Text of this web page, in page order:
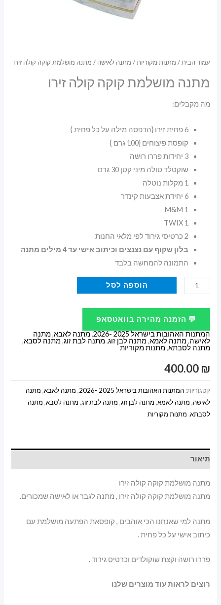
עמוד הבית/ מתנות מקוריות/ מתנה לאישה / מתנה מושלמת קוקה קולה זירו
מתנה מושלמת קוקה קולה זירו
מה מקבלים:
6 פחית זירו {הדפסה מילה על כל פחית }
קופסת פיצוחים {100 גרם }
3 יחידות פררו רושה
שוקטלד טולה מיני קטן 30 גרם
1 מקלות נוטלה
6 יחידת אצבעות קינדר
1 M&M
1 TWIX
2 כרטיסי גירוד לפי מלאי החנות
בלון שקוף עם נצנצים וכיתוב אישי עד 4 מילים מתנה
התמונה להמחשה בלבד
כמות
של
מתנה
מושלמת
קוקה
קולה
הוספה לסל
💬 הזמנה מהירה בוואטסאפ
המתנות האהובות בישראל 2025 -2026
,מתנה לאבא,מתנה
לאישה,מתנה לאמא,מתנה לבן זוג,מתנה לבת זוג,מתנה לסבא,
מתנה לסבתא,מתנות מקוריות
400.00 ₪
קטגוריות:המתנות האהובות בישראל 2025 -2026 , מתנה לאבא, מתנה
לאישה, מתנה לאמא, מתנה לבן זוג, מתנה לבת זוג, מתנה לסבא, מתנה
לסבתא, מתנות מקוריות
תיאור
מתנה מושלמת קוקה קולה זירו
מתנה מושלמת קוקה קולה זירו , מתנה לגבר או לאישה שמכורים.
מתנה למי שאנחנו הכי אוהבים , קופסאת הפתעה מושלמת עם
כיתוב אישי על כל פחית .
פררו רושה וקצת שוקולדים וכרטיס גירוד .
רוצים לראות עוד מוצרים שלנו